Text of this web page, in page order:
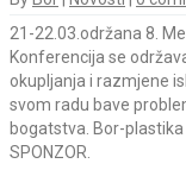
21-22.03.održana 8.
Konferencija se
okupljanja i razmjene
svom radu bave
bogatstva. Bor-plastika
SPONZOR.